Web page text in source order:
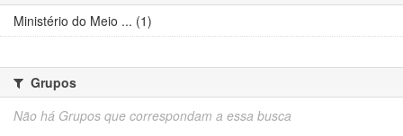
Ministério do Meio ... (1)
Grupos
Não há Grupos que correspondam a essa busca